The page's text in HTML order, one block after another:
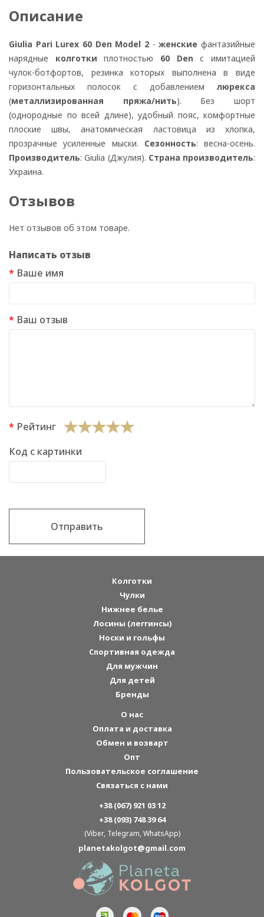
Описание
Giulia Pari Lurex 60 Den Model 2 -женские фантазийные
нарядные колготкиплотностью 60 Denс имитацией
чулок-ботфортов, резинка которых выполнена в виде
горизонтальных полосок с добавлением люрекса
(металлизированная пряжа/нить). Без шорт
(однородные по всей длине), удобный пояс, комфортные
плоские швы, анатомическая ластовица из хлопка,
прозрачные усиленные мыски. Сезонность: весна-осень.
Производитель: Giulia (Джулия). Страна производитель:
Украина.
Отзывов
Нет отзывов об этом товаре.
Написать отзыв
Ваше имя
Ваш отзыв
Рейтинг
Код с картинки
Отправить
Колготки
Чулки
Нижнее белье
Лосины (леггинсы)
Носки и гольфы
Спортивная одежда
Для мужчин
Для детей
Бренды
О нас
Оплата и доставка
Обмен и возварт
Опт
Пользовательское соглашение
Связаться с нами
+38 (067) 921 03 12
+38 (093) 748 39 64
(Viber, Telegram, WhatsApp)
planetakolgot@gmail.com